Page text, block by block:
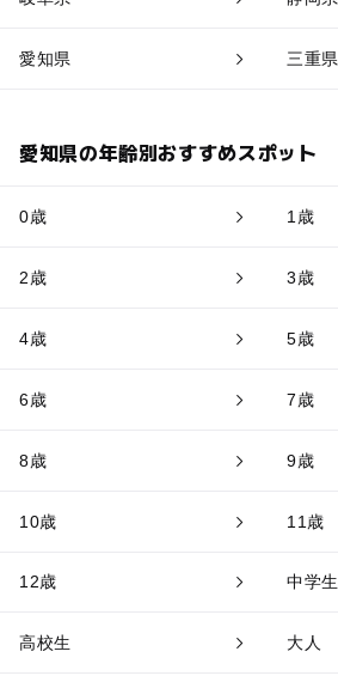
愛知県 三重県
愛知県の年齢別おすすめスポット
0歳 1歳
2歳 3歳
4歳 5歳
6歳 7歳
8歳 9歳
10歳 11歳
12歳 中学生
高校生 大人